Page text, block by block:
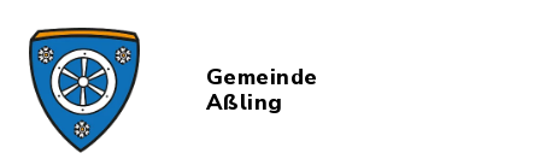
Gemeinde
Aßling